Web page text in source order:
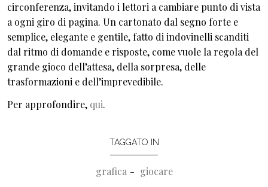
circonferenza, invitando i lettori a cambiare punto di vista
a ogni giro di pagina. Un cartonato dal segno forte e
semplice, elegante e gentile, fatto di indovinelli scanditi
dal ritmo di domande e risposte, come vuole la regola del
grande gioco dell’attesa, della sorpresa, delle
trasformazioni e dell’imprevedibile.
Per approfondire, qui.
TAGGATO IN
grafica giocare